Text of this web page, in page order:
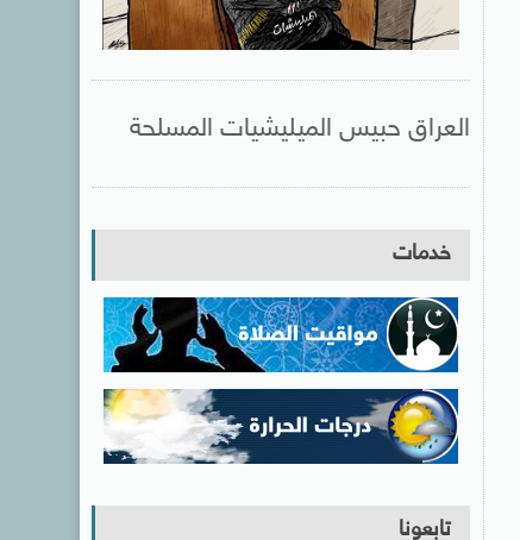
العراق حبيس الميليشيات المسلحة
خدمات
تابعونا